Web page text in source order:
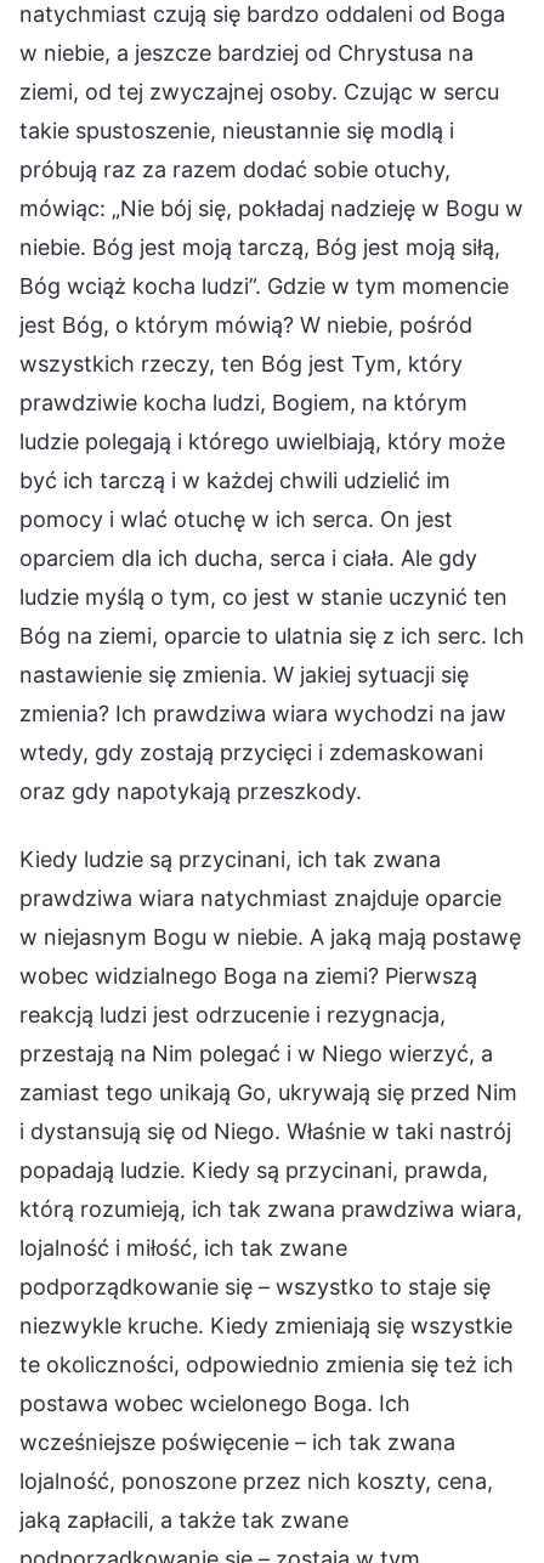
natychmiast czują się bardzo oddaleni od Boga
w niebie, a jeszcze bardziej od Chrystusa na
ziemi, od tej zwyczajnej osoby. Czując w sercu
takie spustoszenie, nieustannie się modlą i
próbują raz za razem dodać sobie otuchy,
mówiąc: „Nie bój się, pokładaj nadzieję w Bogu w
niebie. Bóg jest moją tarczą, Bóg jest moją siłą,
Bóg wciąż kocha ludzi”. Gdzie w tym momencie
jest Bóg, o którym mówią? W niebie, pośród
wszystkich rzeczy, ten Bóg jest Tym, który
prawdziwie kocha ludzi, Bogiem, na którym
ludzie polegają i którego uwielbiają, który może
być ich tarczą i w każdej chwili udzielić im
pomocy i wlać otuchę w ich serca. On jest
oparciem dla ich ducha, serca i ciała. Ale gdy
ludzie myślą o tym, co jest w stanie uczynić ten
Bóg na ziemi, oparcie to ulatnia się z ich serc. Ich
nastawienie się zmienia. W jakiej sytuacji się
zmienia? Ich prawdziwa wiara wychodzi na jaw
wtedy, gdy zostają przycięci i zdemaskowani
oraz gdy napotykają przeszkody.
Kiedy ludzie są przycinani, ich tak zwana
prawdziwa wiara natychmiast znajduje oparcie
w niejasnym Bogu w niebie. A jaką mają postawę
wobec widzialnego Boga na ziemi? Pierwszą
reakcją ludzi jest odrzucenie i rezygnacja,
przestają na Nim polegać i w Niego wierzyć, a
zamiast tego unikają Go, ukrywają się przed Nim
i dystansują się od Niego. Właśnie w taki nastrój
popadają ludzie. Kiedy są przycinani, prawda,
którą rozumieją, ich tak zwana prawdziwa wiara,
lojalność i miłość, ich tak zwane
podporządkowanie się – wszystko to staje się
niezwykle kruche. Kiedy zmieniają się wszystkie
te okoliczności, odpowiednio zmienia się też ich
postawa wobec wcielonego Boga. Ich
wcześniejsze poświęcenie – ich tak zwana
lojalność, ponoszone przez nich koszty, cena,
jaką zapłacili, a także tak zwane